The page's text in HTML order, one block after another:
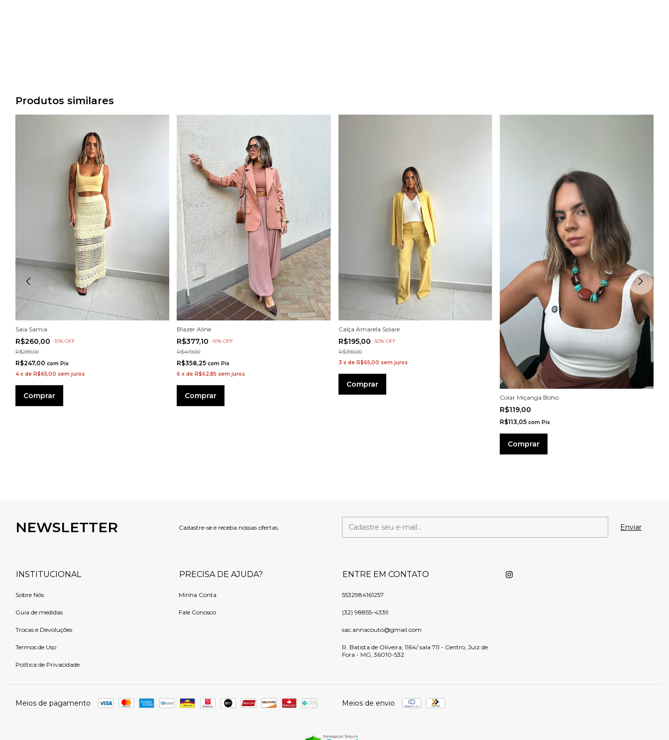
Produtos similares
Saia Samia
R$260,00 -10% OFF
R$289,00
R$247,00 com Pix
4 x de R$65,00 sem juros
Comprar
Blazer Aline
R$377,10-10%OFF
R$419,00
R$358,25com Pix
6 xdeR$62,85 sem juros
Comprar
Calça Amarela Solare
R$195,00 -50% OFF
R$390,00
3 x de R$65,00 sem juros
Comprar
Colar Miçanga Boho
R$119,00
R$113,05 com Pix
NEWSLETTER Cadastre-se e receba nossas ofertas.
INSTITUCIONAL
Sobre Nós
Guia de medidas
Trocas e Devoluções
Termos de Uso
Política de Privacidade
PRECISA DE AJUDA?
Minha Conta
Fale Conosco
ENTRE EM CONTATO
5532984161257
(32) 98855-4339
sac.annacouto@gmail.com
R. Batista de Oliveira, 1164/ sala 711 - Centro, Juiz de
Fora - MG, 36010-532
Meios de pagamento Meios de envio